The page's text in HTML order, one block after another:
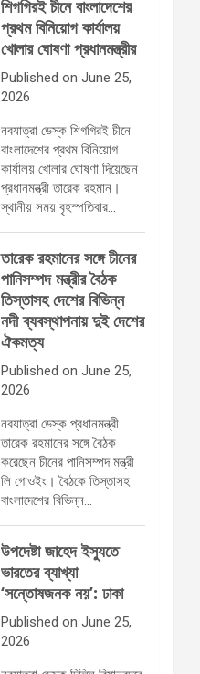
শিগগিরই চীনে বাংলাদেশের
প্রথম বিনিয়োগ কার্যালয়
খোলার ঘোষণা প্রধানমন্ত্রীর
Published on June 25,
2026
নবযাত্রা ডেস্ক শিগগিরই চীনে
বাংলাদেশের প্রথম বিনিয়োগ
কার্যালয় খোলার ঘোষণা দিয়েছেন
প্রধানমন্ত্রী তারেক রহমান।
স্থানীয় সময় বৃহস্পতিবার…
তারেক রহমানের সঙ্গে চীনের
পানিসম্পদ মন্ত্রীর বৈঠক
তিস্তাসহ দেশের বিভিন্ন
নদী ব্যবস্থাপনায় দুই দেশের
ঐকমত্য
Published on June 25,
2026
নবযাত্রা ডেস্ক প্রধানমন্ত্রী
তারেক রহমানের সঙ্গে বৈঠক
করেছেন চীনের পানিসম্পদ মন্ত্রী
লি গোওইং। বৈঠকে তিস্তাসহ
বাংলাদেশের বিভিন্ন…
উপদেষ্টা জাহেদ ইস্যুতে
ভারতের ব্যাখ্যা
‘সন্তোষজনক নয়’: ঢাকা
Published on June 25,
2026